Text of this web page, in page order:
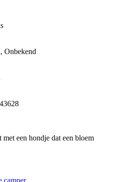
Onbekend
een hondje dat een bloem